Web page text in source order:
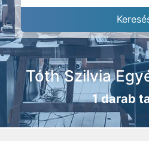
Tóth Szilvia
1 darab